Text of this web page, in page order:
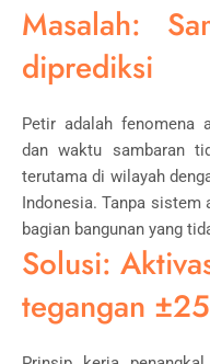
Masalah:
diprediksi
Petir adalah fenomena
dan waktu sambaran
terutama di wilayah
Indonesia. Tanpa sistem
bagian bangunan yang
Solusi:
tegangan